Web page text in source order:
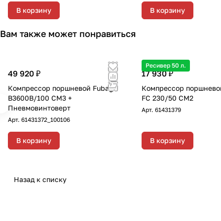
В корзину
"Рапид" длиной 10
внутренним
В корзину
Вам также может понравиться
49 920 ₽
Компрессор поршневой Fubag
B3600B/100 CM3 +
Пневмовинтоверт
Арт. 61431372_100106
В корзину
Ресивер 50 л.
17 930 ₽
Компрессор
FС 230/50 CM2
Арт.61431379
В корзину
Назад к списку